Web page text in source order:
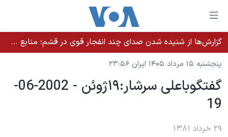
لینکهای
قابل
دسترسی
جهش
محتوای
اصلی
به
خانه
نسخه سبک وب‌سایت
موضوع ها
آمریکا
برنامه های تلویزیونی
جدول برنامه ها
گزارش‌ها از شنیده شدن صدای چند انفجار قوی در قشم؛ منابع حکومتی می‌گویند درگیری در تنگه هرمز بود
پنجشنبه ۱۵ مرداد ۱۴۰۵ ایران ۲۳:۵۶
گفتگوباعلی سرشار:۱۹ژوئن - 2002-06-
19
۲۹ خرداد ۱۳۸۱